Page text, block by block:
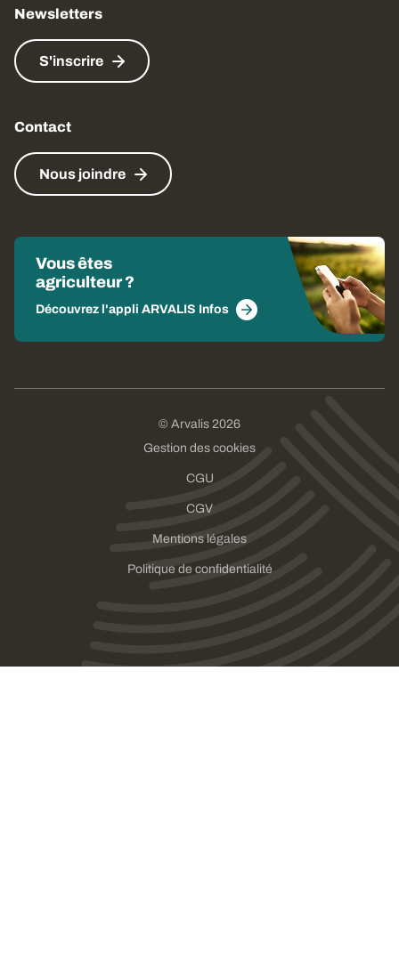
Newsletters
S'inscrire
Contact
Nous joindre
Vous êtes
agriculteur ?
Découvrez l'appli ARVALIS Infos
© Arvalis 2026
Gestion des cookies
CGU
CGV
Mentions légales
Politique de confidentialité